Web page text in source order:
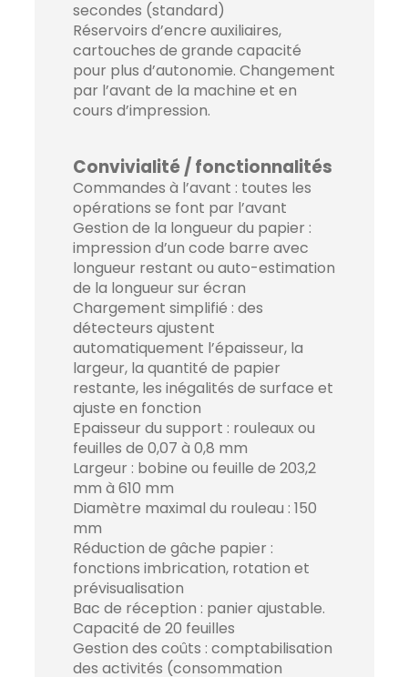
secondes (standard)
Réservoirs d’encre auxiliaires,
cartouches de grande capacité
pour plus d’autonomie. Changement
par l’avant de la machine et en
cours d’impression.
Convivialité / fonctionnalités
Commandes à l’avant : toutes les
opérations se font par l’avant
Gestion de la longueur du papier :
impression d’un code barre avec
longueur restant ou auto-estimation
de la longueur sur écran
Chargement simplifié : des
détecteurs ajustent
automatiquement l’épaisseur, la
largeur, la quantité de papier
restante, les inégalités de surface et
ajuste en fonction
Epaisseur du support : rouleaux ou
feuilles de 0,07 à 0,8 mm
Largeur : bobine ou feuille de 203,2
mm à 610 mm
Diamètre maximal du rouleau : 150
mm
Réduction de gâche papier :
fonctions imbrication, rotation et
prévisualisation
Bac de réception : panier ajustable.
Capacité de 20 feuilles
Gestion des coûts : comptabilisation
des activités (consommation